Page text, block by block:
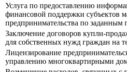
Услуга по предоставлению
финансовой поддержки субъектов
предпринимательства по заданным
Заключение договоров купли-
для собственных нужд граждан на
Лицензирование
управлению многоквартирными